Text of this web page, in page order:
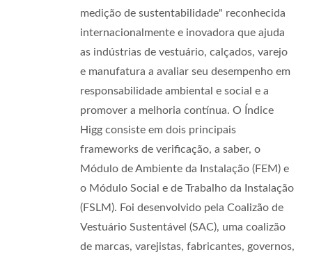
medição de sustentabilidade" reconhecida
internacionalmente e inovadora que ajuda
as indústrias de vestuário, calçados, varejo
e manufatura a avaliar seu desempenho em
responsabilidade ambiental e social e a
promover a melhoria contínua. O Índice
Higg consiste em dois principais
frameworks de verificação, a saber, o
Módulo de Ambiente da Instalação (FEM) e
o Módulo Social e de Trabalho da Instalação
(FSLM). Foi desenvolvido pela Coalizão de
Vestuário Sustentável (SAC), uma coalizão
de marcas, varejistas, fabricantes, governos,